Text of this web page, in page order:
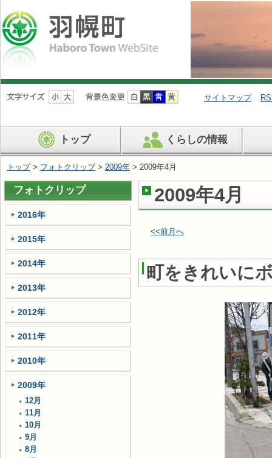
ナ
ビ
ン
を
ば
す
サイトマップ
トップ くらしの情報
トップ> フォトクリップ> 2009年 > 2009年4月
2009年4月
<<前月へ
町をきれいに
フォトクリップ
2016年
2015年
2014年
2013年
2012年
2011年
2010年
2009年
12月
11月
10月
9月
8月